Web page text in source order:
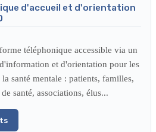
d'accueil et d'orientation
téléphonique accessible via un
et d'orientation pour les
santé mentale : patients, familles,
santé, associations, élus...